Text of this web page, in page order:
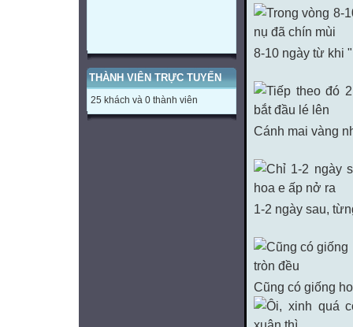
THÀNH VIÊN TRỰC TUYẾN
25 khách và 0 thành viên
8-10 ngày từ khi
Cánh mai vàng
1-2 ngày sau,
Cũng có giống